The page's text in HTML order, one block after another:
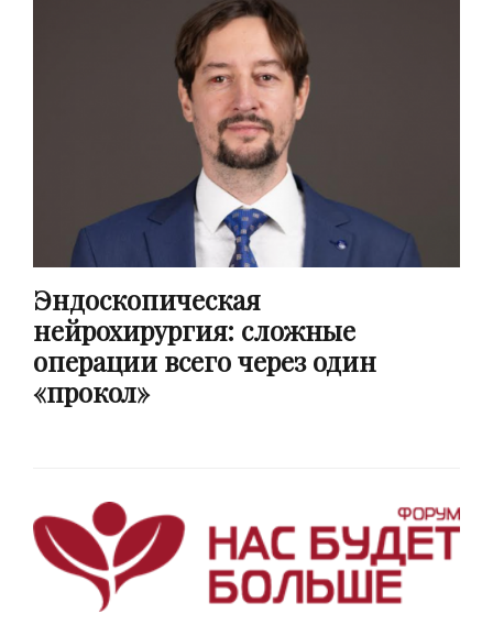
Эндоскопическая
нейрохирургия: сложные
операции всего через один
«прокол»